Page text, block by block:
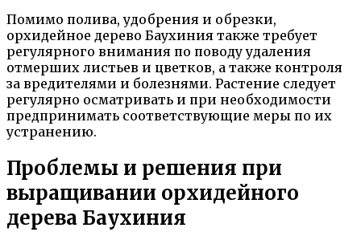
Помимо полива, удобрения и обрезки,
орхидейное дерево Баухиния также требует
регулярного внимания по поводу удаления
отмерших листьев и цветков, а также контроля
за вредителями и болезнями. Растение следует
регулярно осматривать и при необходимости
предпринимать соответствующие меры по их
устранению.
Проблемы и решения при
выращивании орхидейного
дерева Баухиния